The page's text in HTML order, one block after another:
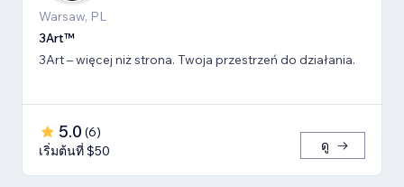
Warsaw, PL
3Art™
3Art – więcej niż strona. Twoja przestrzeń do działania.
5.0 (6)
เริ่มต้นที่ $50
ดู